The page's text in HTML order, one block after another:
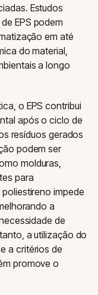
Estudos
EPS podem
em até
do material,
a longo
o EPS contribui
após o ciclo de
resíduos gerados
podem ser
molduras,
para
impede
a
de
a utilização do
a critérios de
promove o